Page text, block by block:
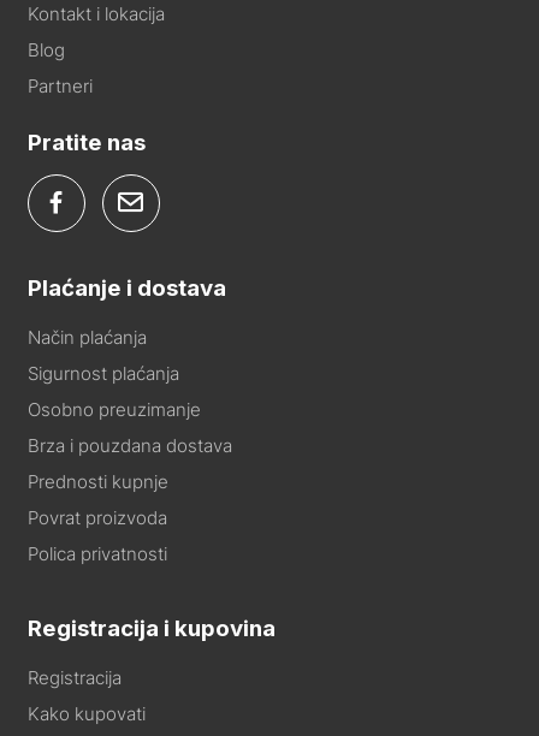
Kontakt i lokacija
Blog
Partneri
Pratite nas
Plaćanje i dostava
Način plaćanja
Sigurnost plaćanja
Osobno preuzimanje
Brza i pouzdana dostava
Prednosti kupnje
Povrat proizvoda
Polica privatnosti
Registracija i kupovina
Registracija
Kako kupovati